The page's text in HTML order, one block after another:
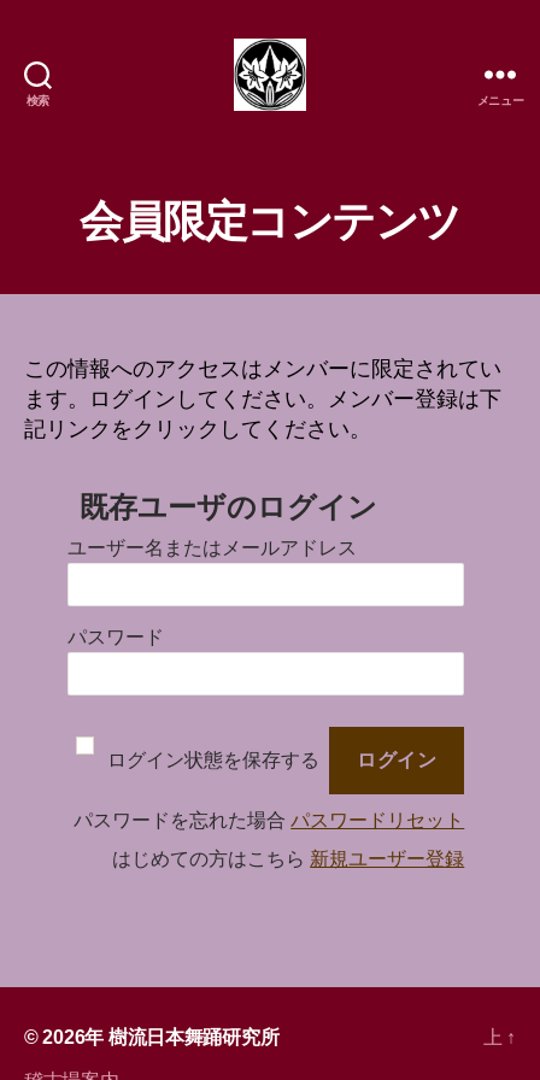
検索
舞
メニュー
会員限定コンテンツ
この情報へのアクセスはメンバーに限定されてい
ます。ログインしてください。メンバー登録は下
記リンクをクリックしてください。
既存ユーザのログイン
ユーザー名またはメールアドレス
パスワード
ログイン状態を保存する
パスワードを忘れた場合パスワードリセット
はじめての方はこちら 新規ユーザー登録
© 2026年 樹流日本舞踊研究所 上 ↑